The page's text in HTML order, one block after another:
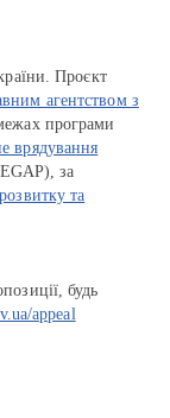
Проєкт
агентством з
програми
врядування
за
та
будь
appeal